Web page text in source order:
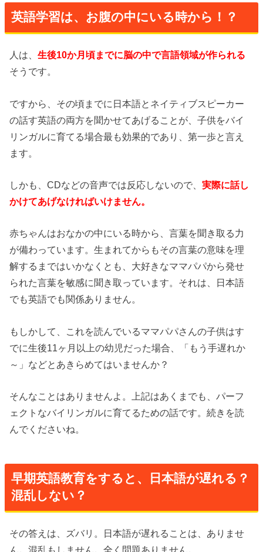
英語学習は、お腹の中にいる時から！？
人は、生後10か月頃までに脳の中で言語領域が作られる
そうです。
ですから、その頃までに日本語とネイティブスピーカー
の話す英語の両方を聞かせてあげることが、子供をバイ
リンガルに育てる場合最も効果的であり、第一歩と言え
ます。
しかも、CDなどの音声では反応しないので、実際に話し
かけてあげなければいけません。
赤ちゃんはおなかの中にいる時から、言葉を聞き取る力
が備わっています。生まれてからもその言葉の意味を理
解するまではいかなくとも、大好きなママパパから発せ
られた言葉を敏感に聞き取っています。それは、日本語
でも英語でも関係ありません。
もしかして、これを読んでいるママパパさんの子供はす
でに生後11ヶ月 以上の幼児だった場合、「もう手遅れか
～」などとあきらめてはいませんか？
そんなことはありませんよ。
上記はあくまでも、パーフ
ェクトなバイリンガルに育てるための話です。続きを読
んでくださいね。
早期英語教育をすると、
日本語が遅れる？
混乱しない？
その答えは、ズバリ。日本語が遅れることは、ありませ
ん。混乱もしません。全く問題ありません。